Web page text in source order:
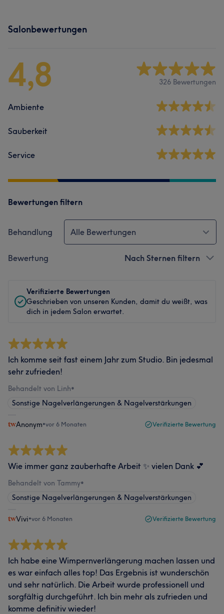
Salonbewertungen
4,8 326 Bewertungen
Ambiente
Sauberkeit
Service
Bewertungen filtern
Behandlung Alle Bewertungen
Bewertung Nach Sternen filtern
Verifizierte Bewertungen
Geschrieben von unseren Kunden, damit du weißt, was
dich in jedem Salon erwartet.
Ich komme seit fast einem Jahr zum Studio. Bin jedesmal
sehr zufrieden!
Behandelt von Linh•
Sonstige Nagelverlängerungen & Nagelverstärkungen
Anonym•vor 6 Monaten Verifizierte Bewertung
Wie immer ganz zauberhafte Arbeit ✨ vielen Dank 💕
Behandelt von Tammy•
Sonstige Nagelverlängerungen & Nagelverstärkungen
Vivi•vor 6 Monaten Verifizierte Bewertung
Ich habe eine Wimpernverlängerung machen lassen und
es war einfach alles top! Das Ergebnis ist wunderschön
und sehr natürlich. Die Arbeit wurde professionell und
sorgfältig durchgeführt. Ich bin mehr als zufrieden und
komme definitiv wieder!